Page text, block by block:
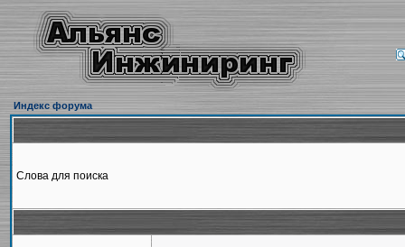
Индекс форума
Слова для поиска